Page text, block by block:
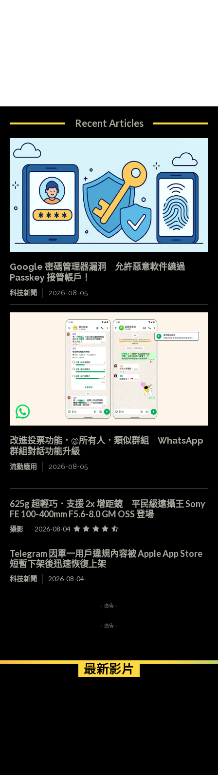
Recent Articles
Google 密碼管理器漏洞 允許惡意軟件繞過
Passkey 接管帳戶！
科技新聞 2026-08-05
改進投票功能．@所有人．類似群組 WhatsApp
群組對話功能升級
流動應用 2026-08-05
625g 超輕巧．支援 2x 增距鏡 平民級遠攝王 Sony
FE 100-400mm F5.6-8.0 GM OSS 登場
攝影 2026-08-04
Telegram 因單一用戶違規內容被 Apple App Store
短暫下架後迅速恢復上架
科技新聞 2026-08-04
- 廣告 -
- 廣告 -
最新影片